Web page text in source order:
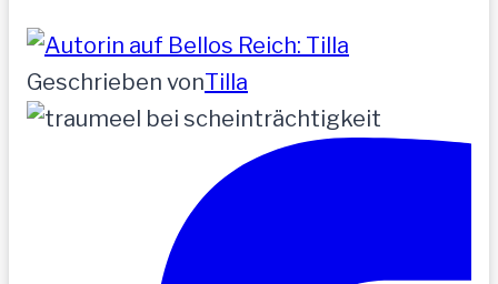
Geschrieben vonTilla